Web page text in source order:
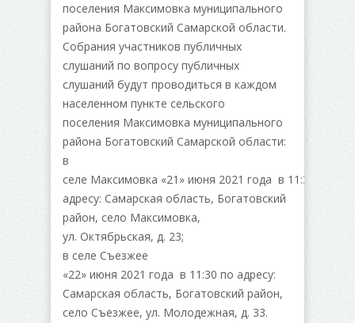
поселения Максимовка муниципального
района Богатовский Самарской области.
Собрания участников публичных
слушаний по вопросу публичных
слушаний будут проводиться в каждом
населенном пункте сельского
поселения Максимовка муниципального
района Богатовский Самарской области:
в
селе Максимовка «21» июня 2021 года в 11:30
адресу: Самарская область, Богатовский
район, село Максимовка,
ул. Октябрьская, д. 23;
в селе Съезжее
«22» июня 2021 года в 11:30 по адресу:
Самарская область, Богатовский район,
село Съезжее, ул. Молодежная, д. 33.